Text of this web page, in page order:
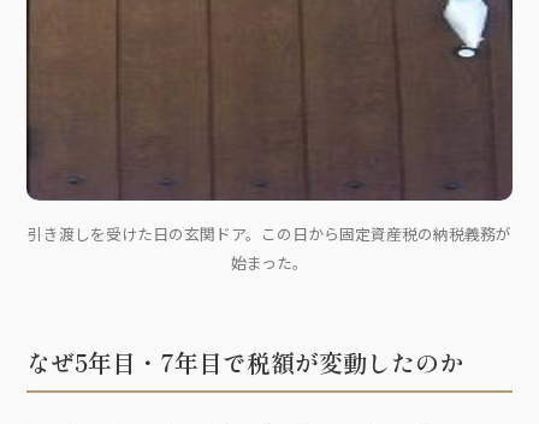
引き渡しを受けた日の玄関ドア。この日から固定資産税の納税義務が
始まった。
なぜ5年目・7年目で税額が変動したのか